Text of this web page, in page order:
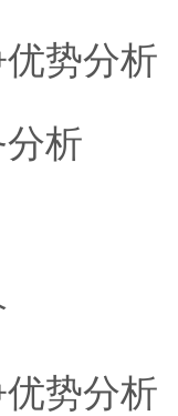
势分析
析
势分析